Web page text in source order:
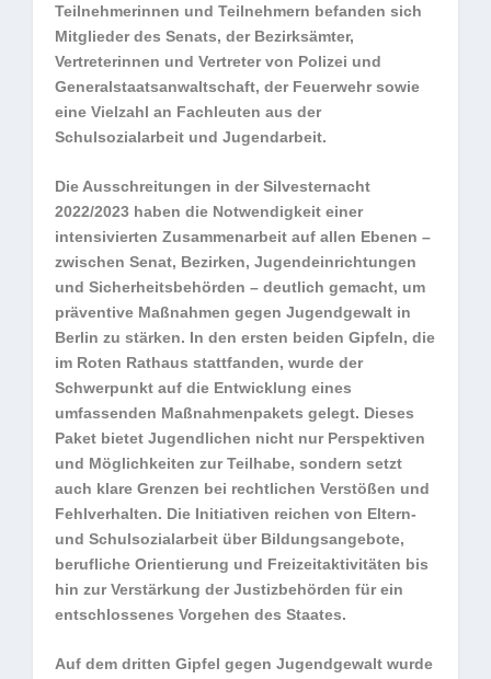
Teilnehmerinnen und Teilnehmern befanden sich
Mitglieder des Senats, der Bezirksämter,
Vertreterinnen und Vertreter von Polizei und
Generalstaatsanwaltschaft, der Feuerwehr sowie
eine Vielzahl an Fachleuten aus der
Schulsozialarbeit und Jugendarbeit.
Die Ausschreitungen in der Silvesternacht
2022/2023 haben die Notwendigkeit einer
intensivierten Zusammenarbeit auf allen Ebenen –
zwischen Senat, Bezirken, Jugendeinrichtungen
und Sicherheitsbehörden – deutlich gemacht, um
präventive Maßnahmen gegen Jugendgewalt in
Berlin zu stärken. In den ersten beiden Gipfeln, die
im Roten Rathaus stattfanden, wurde der
Schwerpunkt auf die Entwicklung eines
umfassenden Maßnahmenpakets gelegt. Dieses
Paket bietet Jugendlichen nicht nur Perspektiven
und Möglichkeiten zur Teilhabe, sondern setzt
auch klare Grenzen bei rechtlichen Verstößen und
Fehlverhalten. Die Initiativen reichen von Eltern-
und Schulsozialarbeit über Bildungsangebote,
berufliche Orientierung und Freizeitaktivitäten bis
hin zur Verstärkung der Justizbehörden für ein
entschlossenes Vorgehen des Staates.
Auf dem dritten Gipfel gegen Jugendgewalt wurde